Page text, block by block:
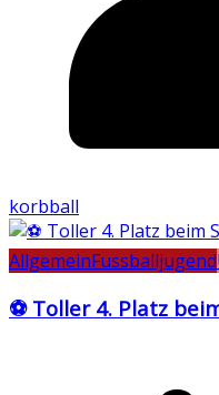
korbball
AllgemeinFussballjugend
⚽ Toller 4. Platz